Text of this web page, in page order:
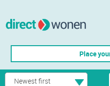
Place
Newest first